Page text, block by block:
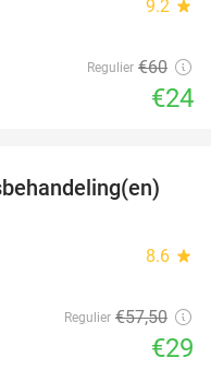
9.2 star
Regulier €60
€24
50%
8.6 star
Regulier €57,50
€29